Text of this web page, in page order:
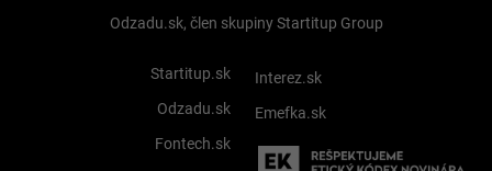
Odzadu.sk, člen skupiny Startitup Group
Startitup.sk
Odzadu.sk
Fontech.sk
Interez.sk
Emefka.sk